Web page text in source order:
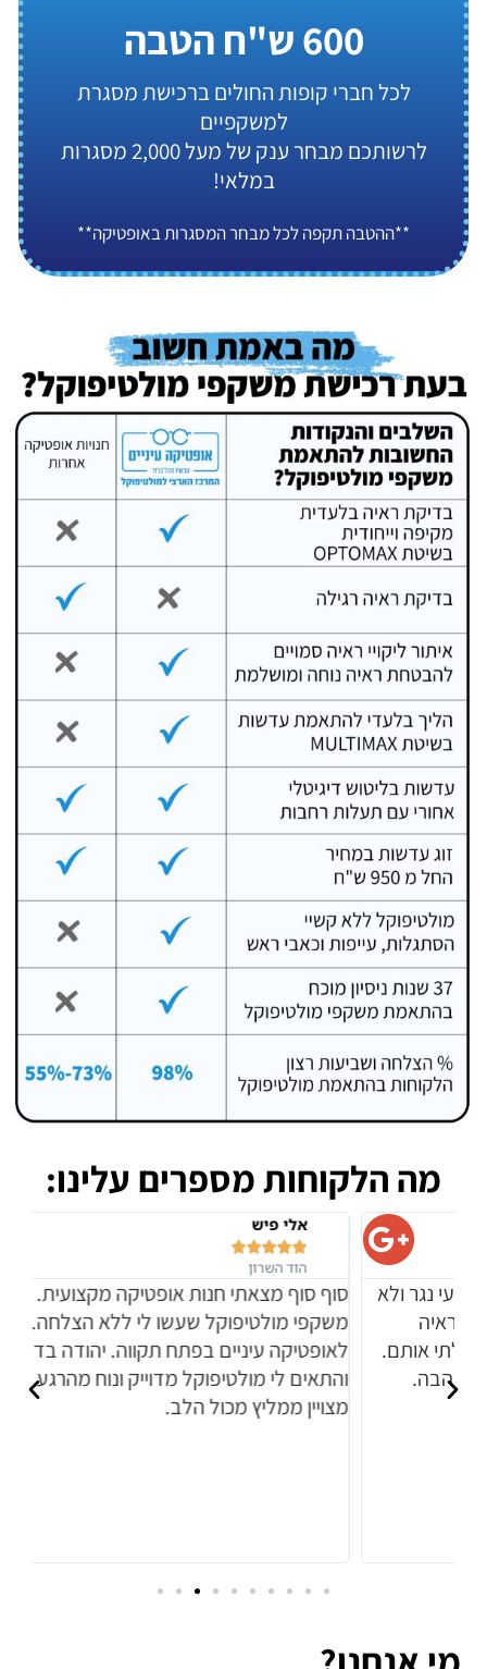
600 ש"ח הטבה
לכל חברי קופות החולים ברכישת מסגרת
למשקפיים
לרשותכם מבחר ענק של מעל 2,000 מסגרות
במלאי!
**ההטבה תקפה לכל מבחר המסגרות באופטיקה**
מה הלקוחות מספרים עלינו:
אלי פיש




הוד השרון
סוף סוף מצאתי חנות אופטיקה מקצועית. אחרי 4
משקפי מולטיפוקל שעשו לי ללא הצלחה. הגעתי
לאופטיקה עיניים בפתח תקווה. יהודה בדק אותי
והתאים לי מולטיפוקל מדוייק ונוח מהרגע הראשון. רואה
מצויין ממליץ מכול הלב.